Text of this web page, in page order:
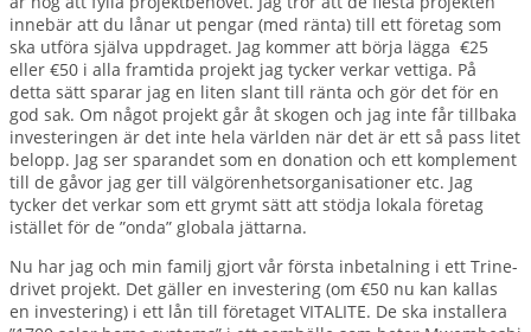
innebär att du lånar ut pengar (med ränta) till ett företag som
ska utföra själva uppdraget. Jag kommer att börja lägga €25
eller €50 i alla framtida projekt jag tycker verkar vettiga. På
detta sätt sparar jag en liten slant till ränta och gör det för en
god sak. Om något projekt går åt skogen och jag inte får tillbaka
investeringen är det inte hela världen när det är ett så pass litet
belopp. Jag ser sparandet som en donation och ett komplement
till de gåvor jag ger till välgörenhetsorganisationer etc. Jag
tycker det verkar som ett grymt sätt att stödja lokala företag
istället för de ”onda” globala jättarna.
Nu har jag och min familj gjort vår första inbetalning i ett Trine-
drivet projekt. Det gäller en investering (om €50 nu kan kallas
en investering) i ett lån till företaget VITALITE. De ska installera